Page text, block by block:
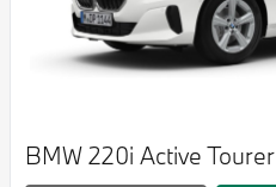
BMW 220i Active Tourer